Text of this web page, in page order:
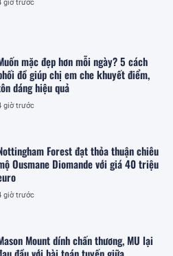
giờ trước
mặc đẹp hơn mỗi ngày? 5 cách
đồ giúp chị em che khuyết điểm,
dáng hiệu quả
giờ trước
Forest đạt thỏa thuận chiêu
Ousmane Diomande với giá 40 triệu
giờ trước
Mount dính chấn thương, MU lại